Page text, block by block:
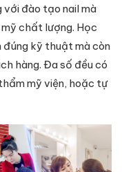
với đào tạo nail mà
chất lượng. Học
đúng kỹ thuật mà còn
hàng. Đa số đều có
mỹ viện, hoặc tự